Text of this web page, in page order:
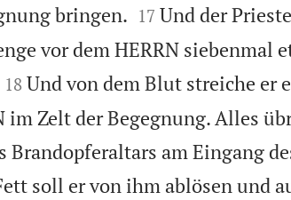
bringen.
17 Und der
vor dem HERRN siebenmal

18 Und von dem Blut streiche er
im Zelt der Begegnung. Alles
Brandopferaltars am Eingang
soll er von ihm ablösen und